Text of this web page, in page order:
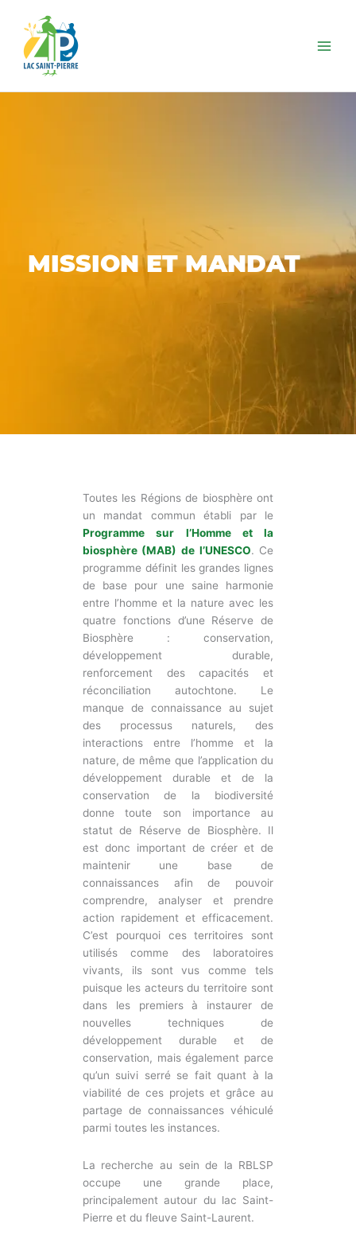
contenu
MISSION ET MANDAT
Toutes les Régions de biosphère ont
un mandat commun établi par le
Programme sur l’Homme et la
biosphère (MAB) de l’UNESCO. Ce
programme définit les grandes lignes
de base pour une saine harmonie
entre l’homme et la nature avec les
quatre fonctions d’une Réserve de
Biosphère : conservation,
développement durable,
renforcement des capacités et
réconciliation autochtone. Le
manque de connaissance au sujet
des processus naturels, des
interactions entre l’homme et la
nature, de même que l’application du
développement durable et de la
conservation de la biodiversité
donne toute son importance au
statut de Réserve de Biosphère. Il
est donc important de créer et de
maintenir une base de
connaissances afin de pouvoir
comprendre, analyser et prendre
action rapidement et efficacement.
C’est pourquoi ces territoires sont
utilisés comme des laboratoires
vivants, ils sont vus comme tels
puisque les acteurs du territoire sont
dans les premiers à instaurer de
nouvelles techniques de
développement durable et de
conservation, mais également parce
qu’un suivi serré se fait quant à la
viabilité de ces projets et grâce au
partage de connaissances véhiculé
parmi toutes les instances.
La recherche au sein de la RBLSP
occupe une grande place,
principalement autour du lac Saint-
Pierre et du fleuve Saint-Laurent.